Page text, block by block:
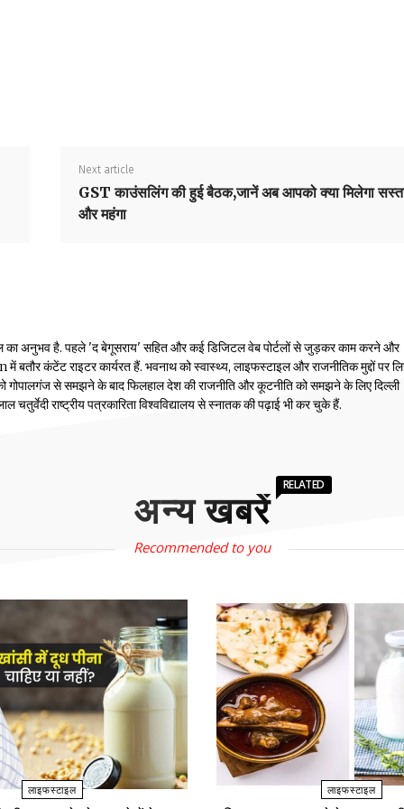
Next article
GST काउंसलिंग की हुई बैठक,जानें अब आपको क्या मिलेगा
और महंगा
का अनुभव है. पहले 'द बेगूसराय' सहित और कई डिजिटल वेब पोर्टलों से जुड़कर काम करने और
कंटेंट राइटर कार्यरत हैं. भवनाथ को स्वास्थ्य, लाइफस्टाइल और राजनीतिक मुद्दों पर
गोपालगंज से समझने के बाद फिलहाल देश की राजनीति और कूटनीति को समझने के लिए दिल्ली
राष्ट्रीय पत्रकारिता विश्वविद्यालय से स्नातक की पढ़ाई भी कर चुके हैं.
अन्य खबरें
RELATED
Recommended to you
लाइफस्टाइल लाइफस्टाइल